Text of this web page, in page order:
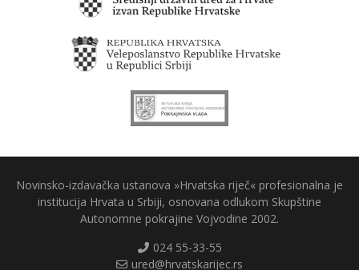
Novinsko-izdavačka ustanova »Hrvatska riječ« profesionalna je
institucija Hrvata u Srbiji, osnovana odlukom Skupštine
Autonomne pokrajine Vojvodine 2002.
024 55-33-55
ured@hrvatskarijec.rs